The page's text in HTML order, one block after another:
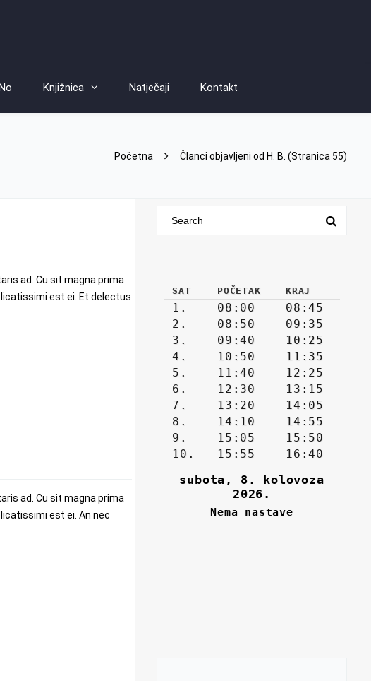
Knjižnica Natječaji Kontakt
Početna Članci objavljeni od H. B. (Stranica 55)
ad. Cu sit magna prima
est ei. Et delectus
ad. Cu sit magna prima
est ei. An nec